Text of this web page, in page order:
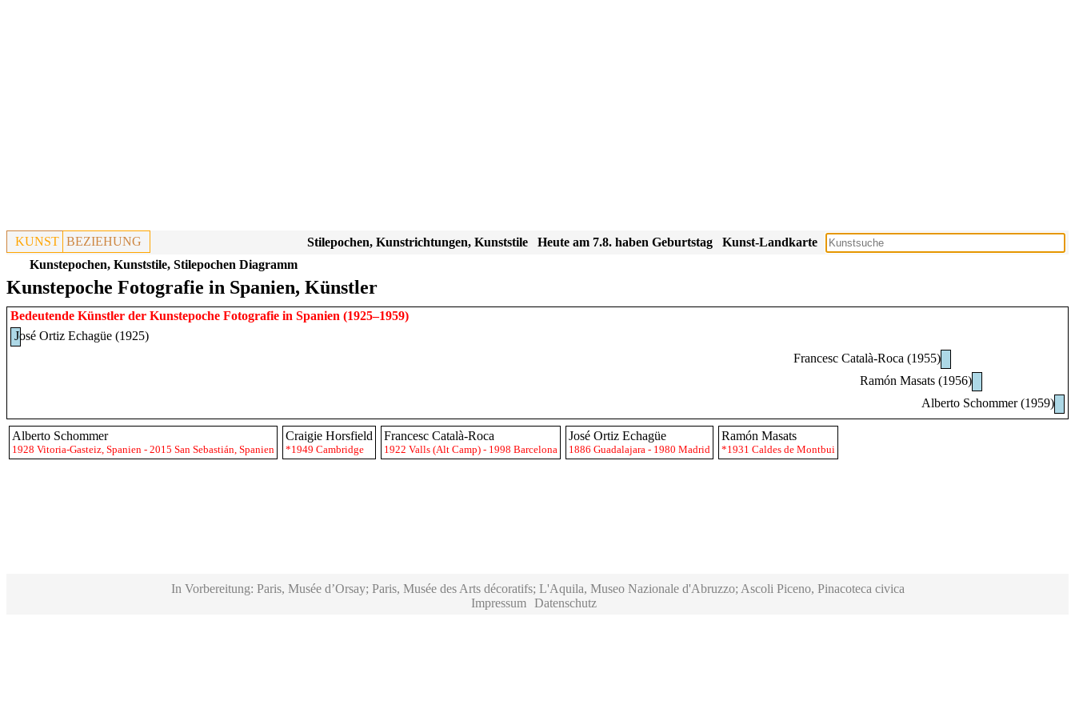
KUNST BEZIEHUNG Kunst-Landkarte
Heute am 7.8. haben Geburtstag
Stilepochen, Kunstrichtungen, Kunststile
Kunstepochen, Kunststile, Stilepochen Diagramm
Kunstepoche Fotografie in Spanien, Künstler
Bedeutende Künstler der Kunstepoche Fotografie in Spanien (1925–1959)
José Ortiz Echagüe (1925)
Francesc Català-Roca (1955)
Ramón Masats (1956)
Alberto Schommer (1959)
Alberto Schommer
1928 Vitoria-Gasteiz, Spanien - 2015 San Sebastián, Spanien
Craigie Horsfield
*1949 Cambridge
Francesc Català-Roca
1922 Valls (Alt Camp) - 1998 Barcelona
José Ortiz Echagüe
1886 Guadalajara - 1980 Madrid
Ramón Masats
*1931 Caldes de Montbui
In Vorbereitung: Paris, Musée d’Orsay; Paris, Musée des Arts décoratifs; L'Aquila, Museo Nazionale d'Abruzzo; Ascoli Piceno, Pinacoteca civica
Impressum
Datenschutz